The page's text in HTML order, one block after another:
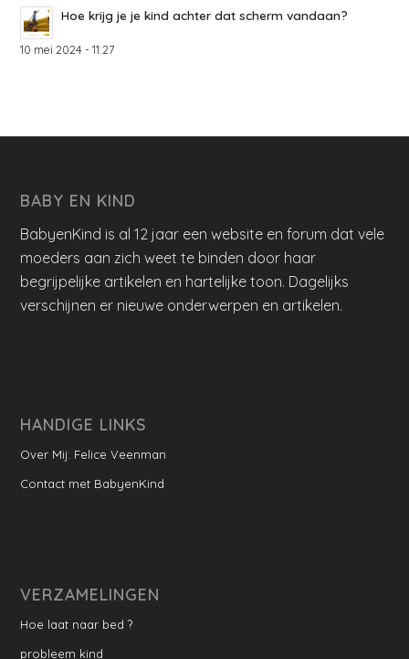
Hoe krijg je je kind achter dat scherm vandaan?
10 mei 2024 - 11:27
BABY EN KIND
BabyenKind is al 12 jaar een website en forum dat vele
moeders aan zich weet te binden door haar
begrijpelijke artikelen en hartelijke toon. Dagelijks
verschijnen er nieuwe onderwerpen en artikelen.
HANDIGE LINKS
Over Mij: Felice Veenman
Contact met BabyenKind
VERZAMELINGEN
Hoe laat naar bed ?
probleem kind